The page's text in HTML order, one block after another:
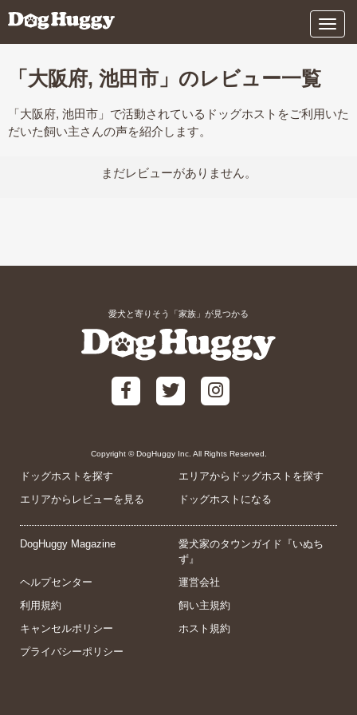
メ
ニ
「大阪府, 池田市」のレビュー一覧
「大阪府, 池田市」で活動されているドッグホストをご利用いた
だいた飼い主さんの声を紹介します。
まだレビューがありません。
愛犬と寄りそう「家族」が見つかる
Copyright © DogHuggy Inc. All Rights Reserved.
ドッグホストを探す
エリアからドッグホストを探す
エリアからレビューを見る
ドッグホストになる
DogHuggy Magazine
愛犬家のタウンガイド『いぬち
ず』
ヘルプセンター
運営会社
利用規約
飼い主規約
キャンセルポリシー
ホスト規約
プライバシーポリシー